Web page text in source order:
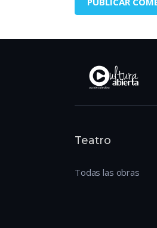
Teatro
Todas las obras